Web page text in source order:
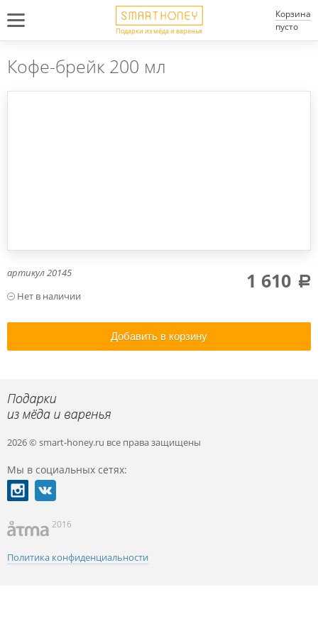
Подарки из мёда и варенья
Корзина
пусто
Кофе-брейк 200 мл
артикул20145 1 610 a
Добавить в корзину
2026 © smart-honey.ru все права защищены
Мы в социальных сетях:
2016
Политика конфиденциальности